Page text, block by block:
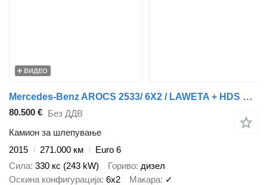
ВИДЕО
Mercedes-Benz AROCS 2533/ 6X2 / LAWETA + HDS HIAB 188 B-2 / NAJAZDY HYDRAULICZ
80.500 € Без ДДВ
Камион за шлепување
2015
271.000 км
Euro 6
Сила 330 кс (243 kW) Гориво дизел
Оскина конфигурација 6x2 Макара ✓